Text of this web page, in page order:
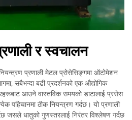
र स्वचालन
प्रणाली मेटल प्रोसेसिङ्गमा ऑटोमेशन
सबैभन्दा बढी प्रदर्शनको एक औद्योगिक
आउने वास्तविक समयको डाटालाई प्रसेस
पहिचानमा ठीक नियन्त्रण गर्दछ। यो प्रणाली
जसले धातुको गुणस्तरलाई निरंतर विश्लेषण गर्दछ